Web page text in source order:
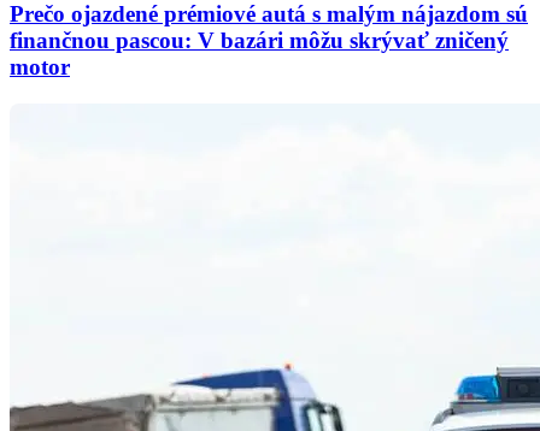
Prečo ojazdené prémiové autá s malým nájazdom sú
finančnou pascou: V bazári môžu skrývať zničený
motor